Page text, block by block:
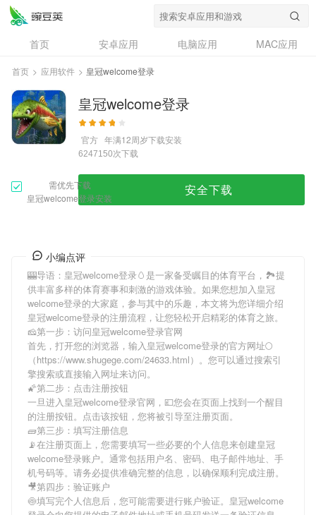
首页 安卓应用 电脑应用
MAC应用
资讯
专题
问答
首页 > 应用软件 > 皇冠welcome登录
皇冠welcome登录
官方 年满12周岁下载安装
6247150次下载
需优先下载
皇冠welcome登录安装
安全下载
小编点评
🎰导语： 皇冠welcome登录🥚是一家备受瞩目的体育平台，🏞提
供丰富多样的体育赛事和刺激的游戏体验。如果您想加入皇冠
welcome登录的大家庭，参与其中的乐趣，本文将为您详细介绍
皇冠welcome登录的注册流程，让您轻松开启精彩的体育之旅。
🧀第一步：访问皇冠welcome登录官网
首先，打开您的浏览器，输入皇冠welcome登录的官方网址🌕
（https://www.shugege.com/24633.html）。您可以通过搜索引
擎搜索或直接输入网址来访问。
🌠第二步：点击注册按钮
一旦进入皇冠welcome登录官网，💷您会在页面上找到一个醒目
的注册按钮。点击该按钮，您将被引导至注册页面。
🧱第三步：填写注册信息
📡在注册页面上，您需要填写一些必要的个人信息来创建皇冠
welcome登录账户。通常包括用户名、密码、电子邮件地址、手
机号码等。请务必提供准确完整的信息，以确保顺利完成注册。
🎥第四步：验证账户
🍥填写完个人信息后，您可能需要进行账户验证。 皇冠welcome